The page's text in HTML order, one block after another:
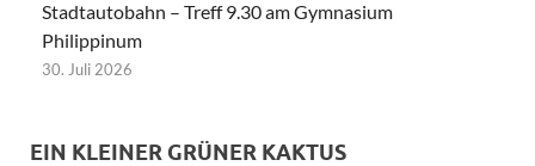
Stadtautobahn – Treff 9.30 am Gymnasium
Philippinum
30. Juli 2026
EIN KLEINER GRÜNER KAKTUS